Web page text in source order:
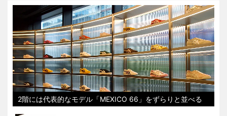
2階には代表的なモデル「MEXICO 66」をずらりと並べる